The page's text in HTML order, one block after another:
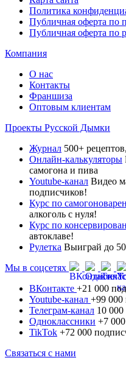
Политика
Публичная оферта по
Публичная оферта по
Компания
О нас
Контакты
Франшиза
Оптовым клиентам
Проекты Русской Дымки
Журнал 500+
Онлайн-калькуляторы
самогона и пива
Youtube-канал Видео
подписчиков!
Курс по
алкоголь с нуля!
Курс по
автоклаве!
Рулетка Выиграй до
Мы в соцсетях
ВКонтакте +21 000
Youtube-канал +99 000
Телеграм-канал 10
Одноклассники +7
TikTok +72 000
Связаться с нами